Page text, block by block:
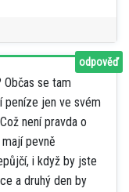
Občas se tam
peníze jen ve svém
není pravda o
pevně
i když by jste
a druhý den by
odpověď